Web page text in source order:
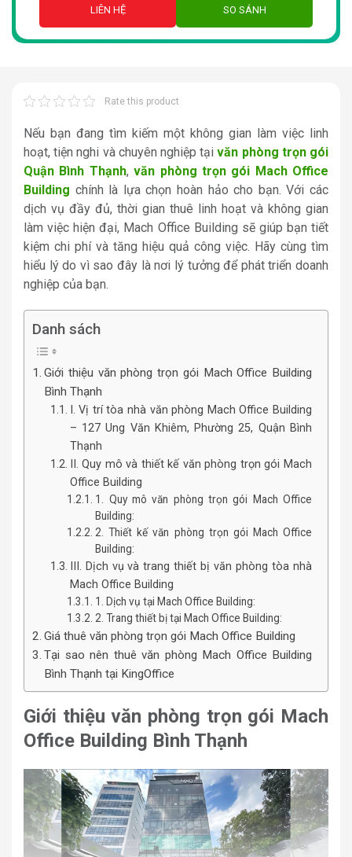
LIÊN HỆ SO SÁNH
Rate this product
Nếu bạn đang tìm kiếm một không gian làm việc linh
hoạt, tiện nghi và chuyên nghiệp tạivăn phòng trọn gói
Quận Bình Thạnh,văn phòng trọn gói Mach Office
Building chính là lựa chọn hoàn hảo cho bạn. Với các
dịch vụ đầy đủ, thời gian thuê linh hoạt và không gian
làm việc hiện đại, Mach Office Building sẽ giúp bạn tiết
kiệm chi phí và tăng hiệu quả công việc. Hãy cùng tìm
hiểu lý do vì sao đây là nơi lý tưởng để phát triển doanh
nghiệp của bạn.
Danh sách
Giới thiệu văn phòng trọn gói Mach Office Building
Bình Thạnh
I. Vị trí tòa nhà văn phòng Mach Office Building
– 127 Ung Văn Khiêm, Phường 25, Quận Bình
Thạnh
II. Quy mô và thiết kế văn phòng trọn gói Mach
Office Building
1. Quy mô văn phòng trọn gói Mach Office
Building:
2. Thiết kế văn phòng trọn gói Mach Office
Building:
III. Dịch vụ và trang thiết bị văn phòng tòa nhà
Mach Office Building
1. Dịch vụ tại Mach Office Building:
2. Trang thiết bị tại Mach Office Building:
Giá thuê văn phòng trọn gói Mach Office Building
Tại sao nên thuê văn phòng Mach Office Building
Bình Thạnh tại KingOffice
Giới thiệu văn phòng trọn gói Mach
Office Building Bình Thạnh